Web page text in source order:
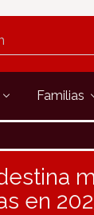
Familias
en